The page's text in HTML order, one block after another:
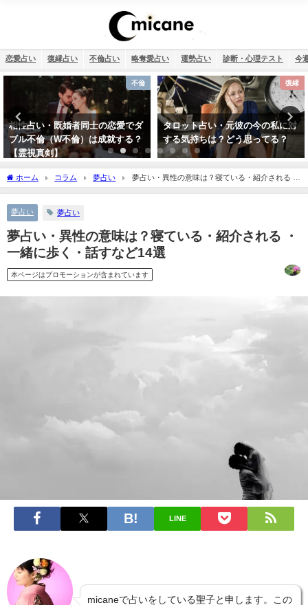
恋愛占い 復縁占い 不倫占い 略奪愛占い 運勢占い 診断・心理テスト 今
不倫
者同士の恋愛でダ
）は成就する？
復縁
タロット占い・元彼の今の私に対
する気持ちは？どう思ってる？
四柱推命で占
運勢【生年月
ホーム コラム 夢占い
夢占い・異性の意味は？寝ている・紹介される ・
一緒に歩く・話すなど14選
夢占い 夢占い
夢占い・異性の意味は？寝ている・紹介される ・
一緒に歩く・話すなど14選
本ページはプロモーションが含まれています
LINE
micaneで占いをしている聖子と申します。この